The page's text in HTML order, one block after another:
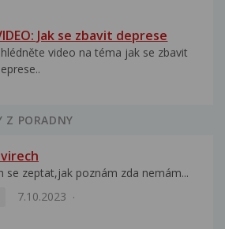
Jak se zbavit deprese
video na téma jak se zbavit
Z PORADNY
se zeptat,jak poznám zda nemám...
7.10.2023